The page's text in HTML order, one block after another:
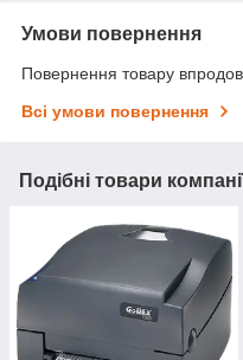
Умови повернення
Повернення товару
Всі умови повернення
Подібні товари